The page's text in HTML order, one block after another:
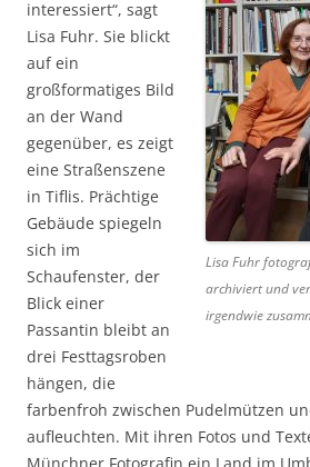
Lisa Fuhr
archiviert und
irgendwie
interessiert“, sagt
Lisa Fuhr. Sie blickt
auf ein
großformatiges Bild
an der Wand
gegenüber, es zeigt
eine Straßenszene
in Tiflis. Prächtige
Gebäude spiegeln
sich im
Schaufenster, der
Blick einer
Passantin bleibt an
drei Festtagsroben
hängen, die
farbenfroh zwischen Pudelmützen
aufleuchten. Mit ihren Fotos und